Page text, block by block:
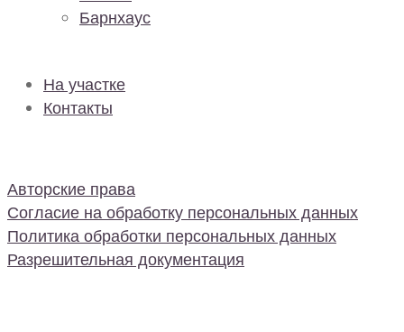
Барнхаус
На участке
Контакты
Авторские права
Согласие на обработку персональных данных
Политика обработки персональных данных
Разрешительная документация